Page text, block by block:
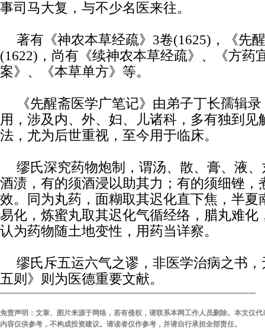
事司马大复，与不少名医来往。
著有《神农本草经疏》3卷(1625)，《先
(1622)，尚有《续神农本草经疏》、《方药
案》、《本草单方》等。
《先醒斋医学广笔记》由弟子丁长孺辑
用，涉及内、外、妇、儿诸科，多有独到见
法，尤为后世重视，至今用于临床。
缪氏深究药物炮制，谓汤、散、膏、液
酒渍，有的须酒浸以助其力；有的须细锉，
效。同为丸药，面糊取其迟化直下焦，半夏
易化，炼蜜丸取其迟化气循经络，腊丸难化
认为药物随土地变性，用药当详察。
缪氏斥五运六气之谬，非医学治病之书
五则》则为医德重要文献。
------------------------------------------------------------------------------------------------------------
免责声明：文章、图片来源于网络，若有侵权，请联系本网工作人员删除。本文仅
内容仅供参考，不构成投资建议。请读者仅作参考，并请自行承担全部责任。